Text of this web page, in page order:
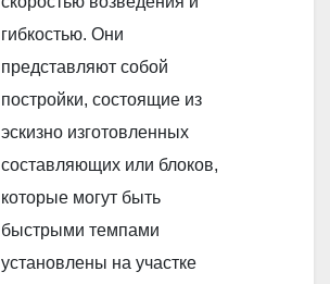
гибкостью. Они
представляют собой
постройки, состоящие из
эскизно изготовленных
составляющих или блоков,
которые могут быть
быстрыми темпами
установлены на участке